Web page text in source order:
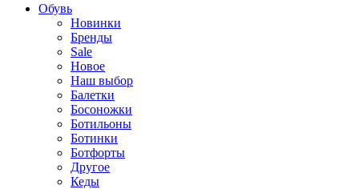
Обувь
Новинки
Бренды
Sale
Новое
Наш выбор
Балетки
Босоножки
Ботильоны
Ботинки
Ботфорты
Другое
Кеды